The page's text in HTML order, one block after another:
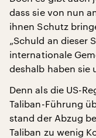
dass sie von nun
ihnen Schutz
„Schuld an dieser
internationale
deshalb haben sie
Denn als die US-
Taliban-Führung
stand der Abzug
Taliban zu wenig